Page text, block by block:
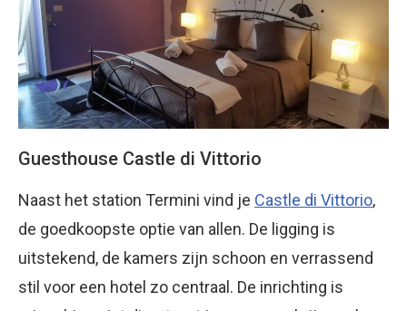
Guesthouse Castle di Vittorio
Naast het station Termini vind je Castle di Vittorio,
de goedkoopste optie van allen. De ligging is
uitstekend, de kamers zijn schoon en verrassend
stil voor een hotel zo centraal. De inrichting is